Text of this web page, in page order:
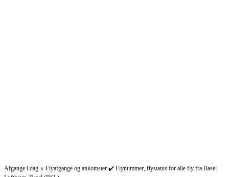
Afgange i dag ⭐ Flyafgange og ankomster ✔️ Flynummer, flystatus for alle fly fra Basel